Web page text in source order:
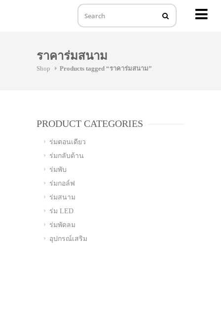
ราคาร่มสนาม
Shop Products tagged “ราคาร่มสนาม”
PRODUCT CATEGORIES
ร่มตอนเดียว
ร่มกลับด้าน
ร่มพับ
ร่มกอล์ฟ
ร่มสนาม
ร่ม LED
ร่มพัดลม
อุปกรณ์เสริม